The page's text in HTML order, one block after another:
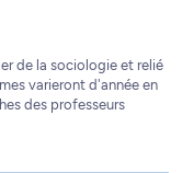
de la sociologie et relié
varieront d'année en
des professeurs